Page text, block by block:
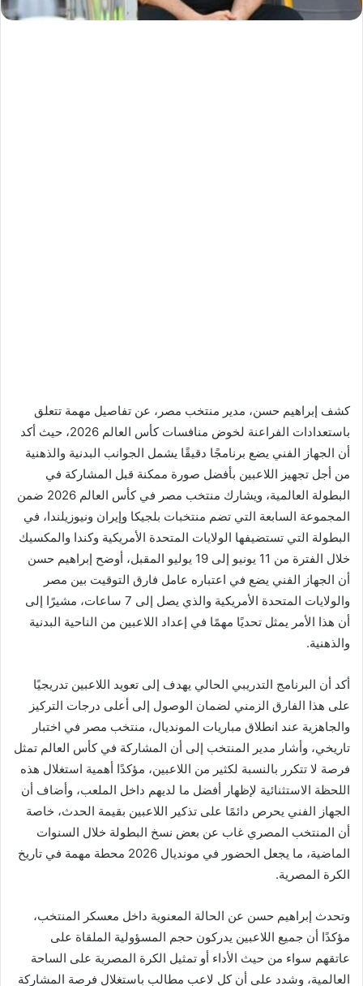
كشف إبراهيم حسن، مدير منتخب مصر، عن تفاصيل مهمة تتعلق
باستعدادات الفراعنة لخوض منافسات كأس العالم 2026، حيث أكد
أن الجهاز الفني يضع برنامجًا دقيقًا يشمل الجوانب البدنية والذهنية
من أجل تجهيز اللاعبين بأفضل صورة ممكنة قبل المشاركة في
البطولة العالمية، ويشارك منتخب مصر في كأس العالم 2026 ضمن
المجموعة السابعة التي تضم منتخبات بلجيكا وإيران ونيوزيلندا، في
البطولة التي تستضيفها الولايات المتحدة الأمريكية وكندا والمكسيك
خلال الفترة من 11 يونيو إلى 19 يوليو المقبل، أوضح إبراهيم حسن
أن الجهاز الفني يضع في اعتباره عامل فارق التوقيت بين مصر
والولايات المتحدة الأمريكية والذي يصل إلى 7 ساعات، مشيرًا إلى
أن هذا الأمر يمثل تحديًا مهمًا في إعداد اللاعبين من الناحية البدنية
والذهنية.
أكد أن البرنامج التدريبي الحالي يهدف إلى تعويد اللاعبين تدريجيًا
على هذا الفارق الزمني لضمان الوصول إلى أعلى درجات التركيز
والجاهزية عند انطلاق مباريات المونديال، منتخب مصر في اختبار
تاريخي، وأشار مدير المنتخب إلى أن المشاركة في كأس العالم تمثل
فرصة لا تتكرر بالنسبة لكثير من اللاعبين، مؤكدًا أهمية استغلال هذه
اللحظة الاستثنائية لإظهار أفضل ما لديهم داخل الملعب، وأضاف أن
الجهاز الفني يحرص دائمًا على تذكير اللاعبين بقيمة الحدث، خاصة
أن المنتخب المصري غاب عن بعض نسخ البطولة خلال السنوات
الماضية، ما يجعل الحضور في مونديال 2026 محطة مهمة في تاريخ
الكرة المصرية.
وتحدث إبراهيم حسن عن الحالة المعنوية داخل معسكر المنتخب،
مؤكدًا أن جميع اللاعبين يدركون حجم المسؤولية الملقاة على
عاتقهم سواء من حيث الأداء أو تمثيل الكرة المصرية على الساحة
العالمية، وشدد على أن كل لاعب مطالب باستغلال فرصة المشاركة